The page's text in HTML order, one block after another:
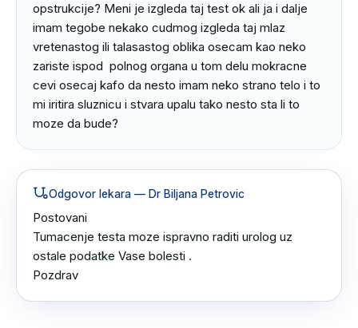
opstrukcije? Meni je izgleda taj test ok ali ja i dalje
imam tegobe nekako cudmog izgleda taj mlaz
vretenastog ili talasastog oblika osecam kao neko
zariste ispod  polnog organa u tom delu mokracne
cevi osecaj kafo da nesto imam neko strano telo i to
mi iritira sluznicu i stvara upalu tako nesto sta li to
moze da bude?
Odgovor lekara — Dr Biljana Petrovic
Postovani
Tumacenje testa moze ispravno raditi urolog uz
ostale podatke Vase bolesti .
Pozdrav